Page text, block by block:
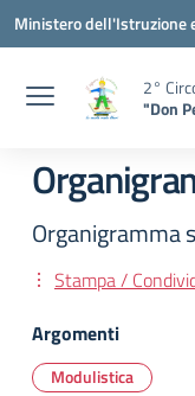
Vai ai contenuti
Vai al menu di navigazione
Vai al footer
Ministero dell'Istruzione
2°
"Don
Organigramma
Stampa /
Argomenti
Modulistica